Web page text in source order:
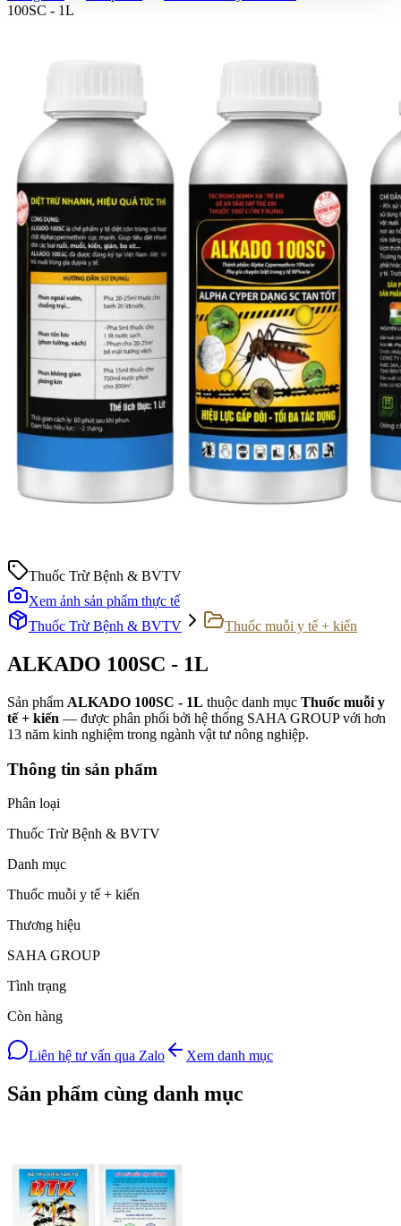
100SC - 1L
Thuốc Trừ Bệnh & BVTV
Xem ảnh sản phẩm thực tế
Thuốc Trừ Bệnh & BVTV
Thuốc muỗi y tế + kiến
ALKADO 100SC - 1L
Sản phẩm ALKADO 100SC - 1L thuộc danh mục Thuốc muỗi y
tế + kiến — được phân phối bởi hệ thống SAHA GROUP với hơn
13 năm kinh nghiệm trong ngành vật tư nông nghiệp.
Thông tin sản phẩm
Phân loại
Thuốc Trừ Bệnh & BVTV
Danh mục
Thuốc muỗi y tế + kiến
Thương hiệu
SAHA GROUP
Tình trạng
Còn hàng
Liên hệ tư vấn qua Zalo Xem danh mục
Sản phẩm cùng danh mục